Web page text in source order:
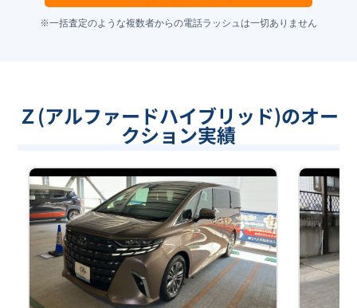
※一括査定のような複数者からの電話ラッシュは一切ありません
Ｚ(アルファードハイブリッド)のオー
クション実績